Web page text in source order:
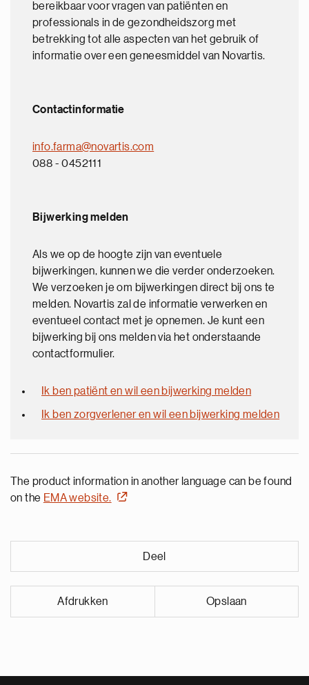
bereikbaar voor vragen van patiënten en
professionals in de gezondheidszorg met
betrekking tot alle aspecten van het gebruik of
informatie over een geneesmiddel van Novartis.
Contactinformatie
info.farma@novartis.com
088 - 0452111
Bijwerking melden
Als we op de hoogte zijn van eventuele
bijwerkingen, kunnen we die verder onderzoeken.
We verzoeken je om bijwerkingen direct bij ons te
melden. Novartis zal de informatie verwerken en
eventueel contact met je opnemen. Je kunt een
bijwerking bij ons melden via het onderstaande
contactformulier.
Ik ben patiënt en wil een bijwerking melden
Ik ben zorgverlener en wil een bijwerking melden
The product information in another language can be found
on the EMA website.
Deel
Afdrukken Opslaan